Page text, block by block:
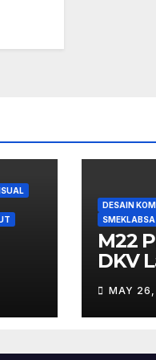
1
DESAIN
SMEKLABSA
M22
DKV
Make
Akhir
MAY